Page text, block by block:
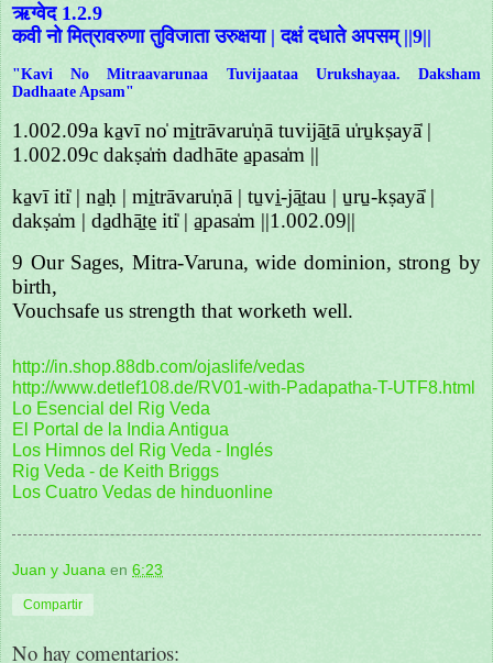
ऋग्वेद 1.2.9
कवी नो मित्रावरुणा तुविजाता उरुक्षया | दक्षं दधाते अपसम् ||9||
"Kavi No Mitraavarunaa Tuvijaataa Urukshayaa. Daksham
Dadhaate Apsam"
1.002.09a ka̱vī no̍ mi̱trāvaru̍ṇā tuvijā̱tā u̍ru̱kṣayā̍ |
1.002.09c dakṣa̍ṁ dadhāte a̱pasa̍m ||
ka̱vī iti̍ | na̱ḥ | mi̱trāvaru̍ṇā | tu̱vi̱-jā̱tau | u̱ru̱-kṣayā̍ |
dakṣa̍m | da̱dhā̱te̱ iti̍ | a̱pasa̍m ||1.002.09||
9 Our Sages, Mitra-Varuna, wide dominion, strong by
birth,
Vouchsafe us strength that worketh well.
http://in.shop.88db.com/ojaslife/vedas
http://www.detlef108.de/RV01-with-Padapatha-T-UTF8.html
Lo Esencial del Rig Veda
El Portal de la India Antigua
Los Himnos del Rig Veda - Inglés
Rig Veda - de Keith Briggs
Los Cuatro Vedas de hinduonline
Juan y Juana en 6:23
Compartir
No hay comentarios: